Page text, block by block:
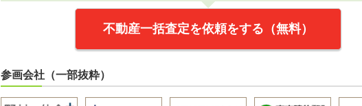
不動産一括査定を依頼をする（無料）
参画会社（一部抜粋）